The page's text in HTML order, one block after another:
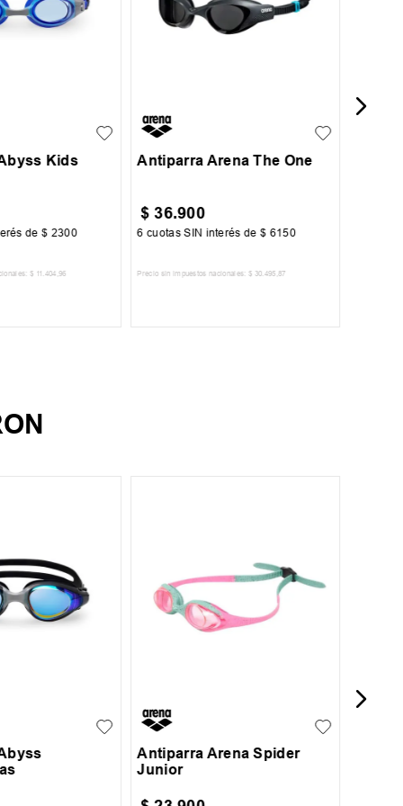
Kids
de$ 2300
$ 11 404 ,96
Antiparra Arena The One
$ 36.900
6 cuotas SIN interés de$ 6150
Precio sin impuestos nacionales: $ 30 495 ,87
Antiparra Arena Spider
Junior